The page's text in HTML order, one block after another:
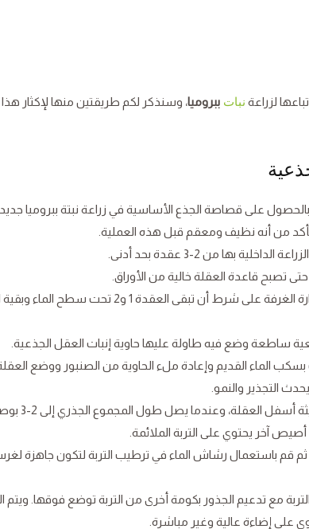
لزراعة نبات ببروميا، وسنذكر لكم طريقتين منها لإكثار هذا
بالحصول على قصاصة الجذع الأساسية في زراعة نبتة ببروميا
من أنه نظيف ومعقم قبل هذه العملية.
بها من 2-3 عقدة بحد أدنى.
قم بعمل كمر للعقلة في الماء على درجة حرارة الغرفة على شرط أن تبقى
ساطعة وضع فيه طاولة عليها حاوية إنبات العقل الجذعية.
بسكب الماء القديم وإعادة ملء الحاوية من الصنبور ووضع
التجذير والنمو.
بعد حوالي 14 يوم
آخر يحتوي على التربة الملائمة.
باستعمال رشاش الماء في ترطيب التربة لتكون جاهزة
مع تدعيم الجذور بكومة أخرى من التربة توضع فوقها. ويتم
على إضاءة عالية وغير مباشرة.